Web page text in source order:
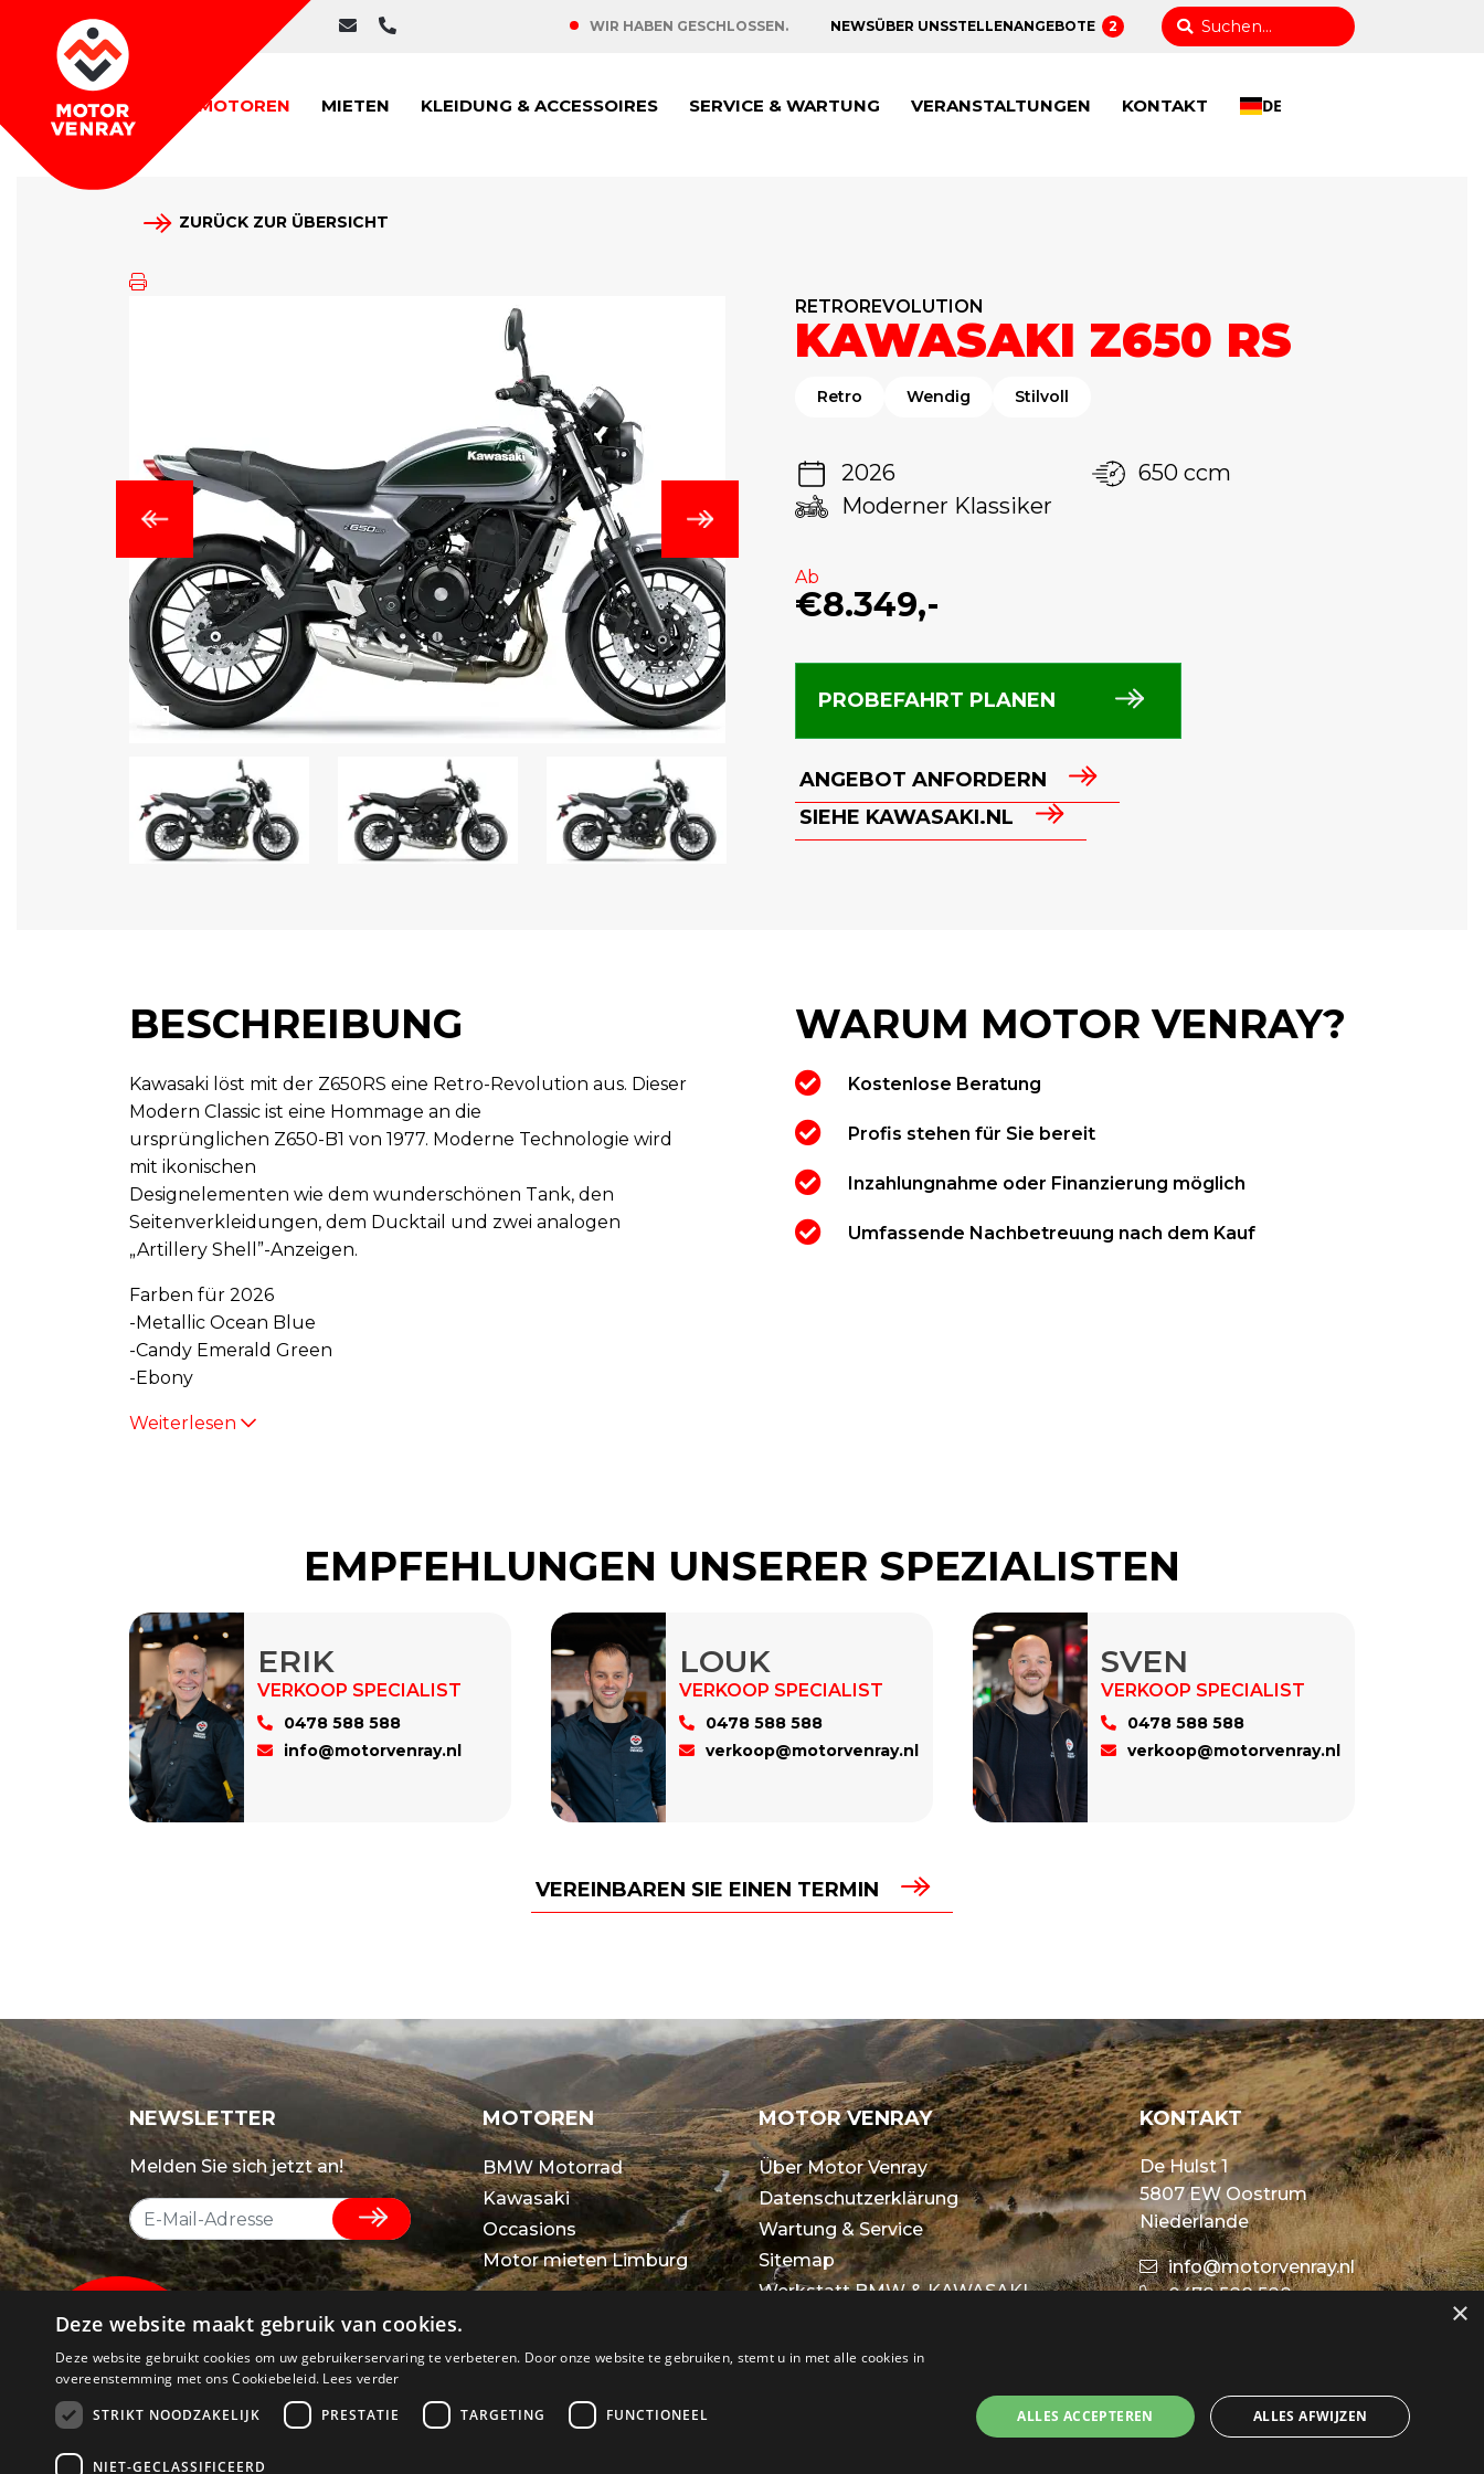
WIR HABEN GESCHLOSSEN. NEWSÜBER UNSSTELLENANGEBOTE 2
MOTOREN MIETEN KLEIDUNG & ACCESSOIRES SERVICE & WARTUNG VERANSTALTUNGEN KONTAKT DE
ZURÜCK ZUR ÜBERSICHT
RETROREVOLUTION
KAWASAKI Z650 RS
Retro Wendig Stilvoll
2026
650 ccm
Moderner Klassiker
Ab
€8.349,-
PROBEFAHRT PLANEN
ANGEBOT ANFORDERN
SIEHE KAWASAKI.NL
BESCHREIBUNG
Kawasaki löst mit der Z650RS eine Retro-Revolution aus. Dieser
Modern Classic ist eine Hommage an die
ursprünglichen Z650-B1 von 1977. Moderne Technologie wird
mit ikonischen
Designelementen wie dem wunderschönen Tank, den
Seitenverkleidungen, dem Ducktail und zwei analogen
„Artillery Shell”-Anzeigen.
Farben für 2026
-Metallic Ocean Blue
-Candy Emerald Green
-Ebony
Weiterlesen
WARUM MOTOR VENRAY?
Kostenlose Beratung
Profis stehen für Sie bereit
Inzahlungnahme oder Finanzierung möglich
Umfassende Nachbetreuung nach dem Kauf
EMPFEHLUNGEN UNSERER SPEZIALISTEN
ERIK
0478 588 588
info@motorvenray.nl
LOUK
0478 588 588
verkoop@motorvenray.nl
SVEN
0478 588 588
verkoop@motorvenray.nl
VEREINBAREN SIE EINEN TERMIN
NEWSLETTER
Melden Sie sich jetzt an!
MOTOREN
BMW Motorrad
Kawasaki
Occasions
Motor mieten Limburg
MOTOR VENRAY
Über Motor Venray
Datenschutzerklärung
Wartung & Service
Sitemap
Werkstatt BMW & KAWASAKI
Geschäftsbedingungen
KONTAKT
De Hulst 1
5807 EW Oostrum
Niederlande
info@motorvenray.nl
0478 588 588
×
Deze website maakt gebruik van cookies.
Deze website gebruikt cookies om uw gebruikerservaring te verbeteren. Door onze website te gebruiken, stemt u in met alle cookies in
overeenstemming met ons Cookiebeleid. Lees verder
STRIKT NOODZAKELIJK
PRESTATIE TARGETING FUNCTIONEEL
NIET-GECLASSIFICEERD
ALLES ACCEPTEREN ALLES AFWIJZEN